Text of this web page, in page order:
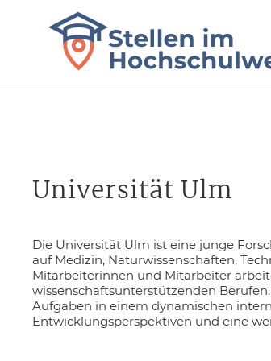
Universität Ulm
Die Universität Ulm ist eine junge
auf Medizin, Naturwissenschaften,
Mitarbeiterinnen und Mitarbeiter
wissenschaftsunterstützenden
Aufgaben in einem dynamischen
Entwicklungsperspektiven und eine